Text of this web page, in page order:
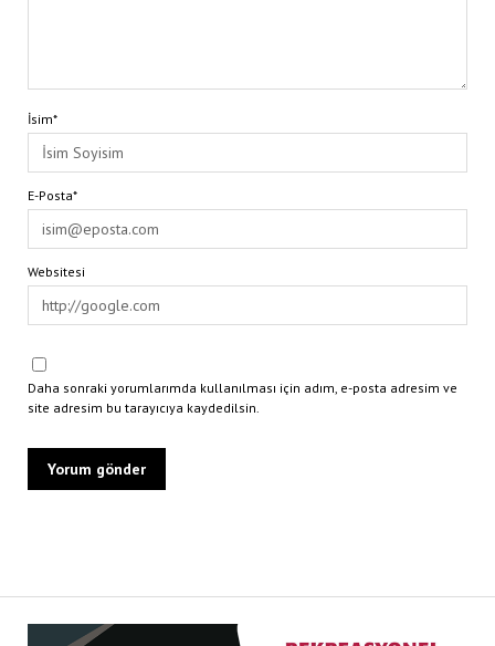
İsim*
E-Posta*
Websitesi
Daha sonraki yorumlarımda kullanılması için adım, e-posta adresim ve
site adresim bu tarayıcıya kaydedilsin.